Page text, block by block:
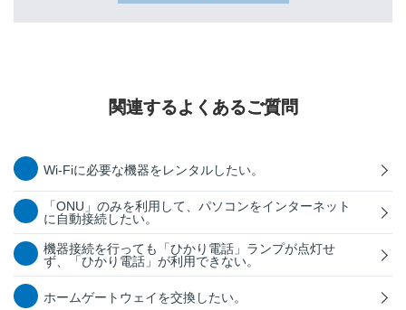
関連するよくあるご質問
Wi-Fiに必要な機器をレンタルしたい。
「ONU」のみを利用して、パソコンをインターネット
に自動接続したい。
機器接続を行っても「ひかり電話」ランプが点灯せ
ず、「ひかり電話」が利用できない。
ホームゲートウェイを交換したい。